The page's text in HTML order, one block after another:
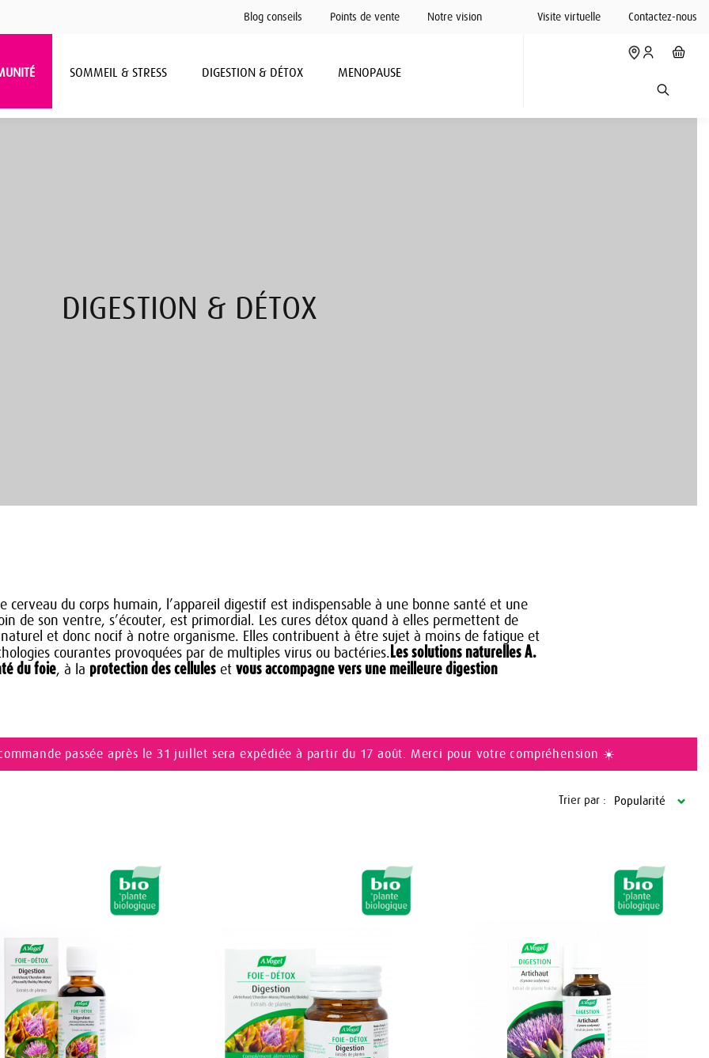
Blog conseils Points de vente Notre vision Visite virtuelle Contactez-nous
SOMMEIL & STRESS DIGESTION & DÉTOX MENOPAUSE
DIGESTION & DÉTOX
cerveau du corps humain, l’appareil digestif est indispensable à une bonne santé et une
de son ventre, s’écouter, est primordial. Les cures détox quand à elles permettent de
et donc nocif à notre organisme. Elles contribuent à être sujet à moins de fatigue et
courantes provoquées par de multiples virus ou bactéries. Les solutions naturelles A.
du foie, à la protection des celluleset vous accompagne vers une meilleure digestion
passée après le 31 juillet sera expédiée à partir du 17 août. Merci pour votre compréhension ☀️
Popularité
Trier par :